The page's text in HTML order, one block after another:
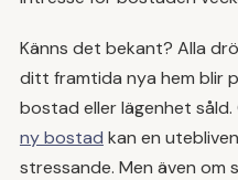
Känns det bekant? Alla
ditt framtida nya hem blir
bostad eller lägenhet såld.
ny bostad kan en
stressande. Men även om